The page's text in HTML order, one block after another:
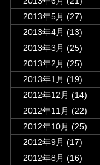
2013年5月 (27)
2013年4月 (13)
2013年3月 (25)
2013年2月 (25)
2013年1月 (19)
2012年12月 (14)
2012年11月 (22)
2012年10月 (25)
2012年9月 (17)
2012年8月 (16)